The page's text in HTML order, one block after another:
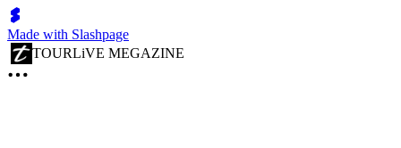
Made with Slashpage
TOURLiVE MEGAZINE